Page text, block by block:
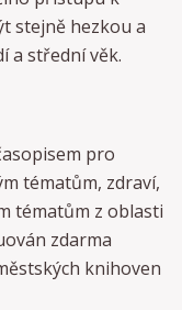
stejně hezkou a
a střední věk.
pro
tématům, zdraví,
tématům z oblasti
zdarma
knihoven